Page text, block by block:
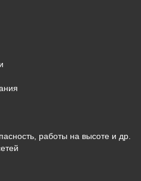
работы на высоте и др.